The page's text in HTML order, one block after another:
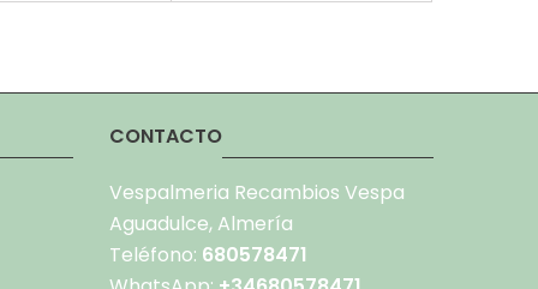
CONTACTO
Vespalmeria Recambios Vespa
Aguadulce, Almería
Teléfono: 680578471